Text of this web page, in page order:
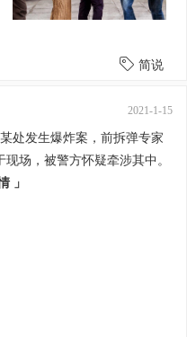
简说
2021-1-15
处发生爆炸案，前拆弹专家
场，被警方怀疑牵涉其中。
」